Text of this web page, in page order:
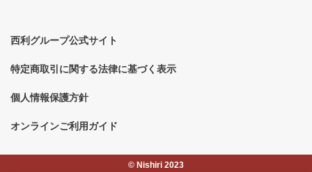
西利グループ公式サイト
特定商取引に関する法律に基づく表示
個人情報保護方針
オンラインご利用ガイド
©︎ Nishiri 2023